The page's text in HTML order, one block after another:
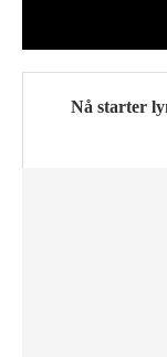
Nå starter